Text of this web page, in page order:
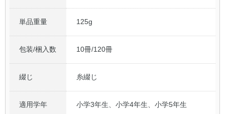
単品重量 125g
包装/梱入数 10冊/120冊
綴じ 糸綴じ
適用学年 小学3年生、小学4年生、小学5年生